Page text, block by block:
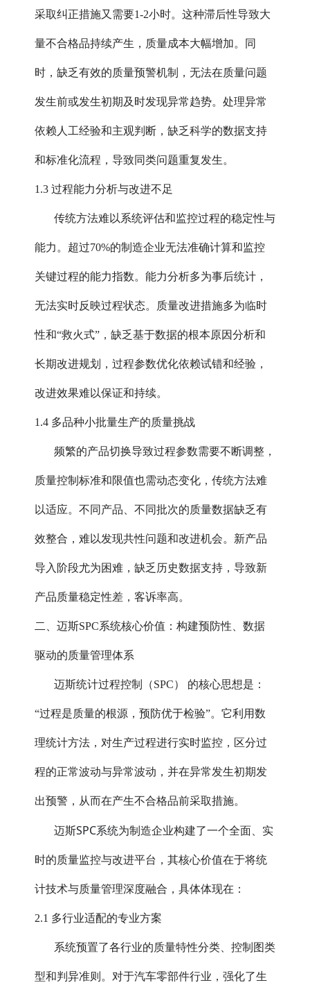
采取纠正措施又需要1-2小时。这种滞后性导致大
量不合格品持续产生，质量成本大幅增加。同
时，缺乏有效的质量预警机制，无法在质量问题
发生前或发生初期及时发现异常趋势。处理异常
依赖人工经验和主观判断，缺乏科学的数据支持
和标准化流程，导致同类问题重复发生。
1.3 过程能力分析与改进不足
传统方法难以系统评估和监控过程的稳定性与
能力。超过70%的制造企业无法准确计算和监控
关键过程的能力指数。能力分析多为事后统计，
无法实时反映过程状态。质量改进措施多为临时
性和“救火式”，缺乏基于数据的根本原因分析和
长期改进规划，过程参数优化依赖试错和经验，
改进效果难以保证和持续。
1.4 多品种小批量生产的质量挑战
频繁的产品切换导致过程参数需要不断调整，
质量控制标准和限值也需动态变化，传统方法难
以适应。不同产品、不同批次的质量数据缺乏有
效整合，难以发现共性问题和改进机会。新产品
导入阶段尤为困难，缺乏历史数据支持，导致新
产品质量稳定性差，客诉率高。
二、迈斯SPC系统核心价值：构建预防性、数据
驱动的质量管理体系
迈斯统计过程控制（SPC） 的核心思想是：
“过程是质量的根源，预防优于检验”。它利用数
理统计方法，对生产过程进行实时监控，区分过
程的正常波动与异常波动，并在异常发生初期发
出预警，从而在产生不合格品前采取措施。
迈斯SPC系统为制造企业构建了一个全面、实
时的质量监控与改进平台，其核心价值在于将统
计技术与质量管理深度融合，具体体现在：
2.1 多行业适配的专业方案
系统预置了各行业的质量特性分类、控制图类
型和判异准则。对于汽车零部件行业，强化了生